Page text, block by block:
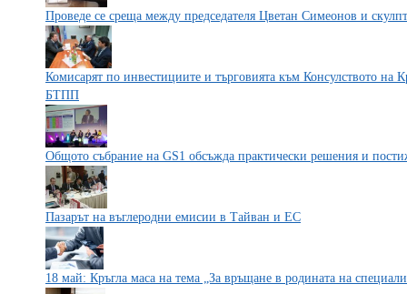
Проведе се среща между председателя Цветан Симеонов и
Комисарят по инвестициите и търговията към Консулството на
БТПП
Общото събрание на GS1 обсъжда практически решения и
Пазарът на въглеродни емисии в Тайван и ЕС
18 май: Кръгла маса на тема „За връщане в родината на